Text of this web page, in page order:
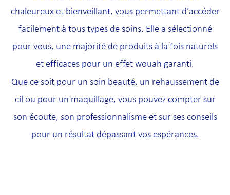
chaleureux et bienveillant, vous permettant d’accéder
facilement à tous types de soins. Elle a sélectionné
pour vous, une majorité de produits à la fois naturels
et efficaces pour un effet wouah garanti.
Que ce soit pour un soin beauté, un rehaussement de
cil ou pour un maquillage, vous pouvez compter sur
son écoute, son professionnalisme et sur ses conseils
pour un résultat dépassant vos espérances.